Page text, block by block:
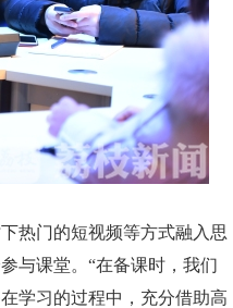
热门的短视频等方式融入思
与课堂。“在备课时，我们
学习的过程中，充分借助高